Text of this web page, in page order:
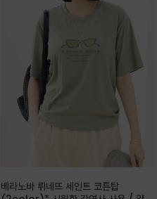
베라노바 뤼네뜨 세인트 코튼탑